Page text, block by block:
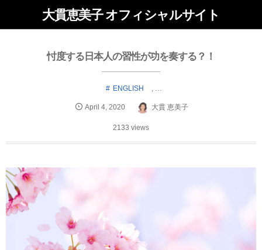
大貫恵美子 オフィシャルサイト
忖度する日本人の習性が功を奏する？！
ENGLISH
April 4 2020 大貫 恵美子
2133 views